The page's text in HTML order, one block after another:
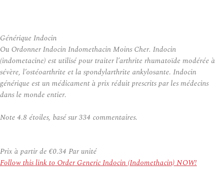
Générique Indocin
Ou Ordonner Indocin Indomethacin Moins Cher. Indocin
(indometacine) est utilisé pour traiter l’arthrite rhumatoïde modérée à
sévère, l’ostéoarthrite et la spondylarthrite ankylosante. Indocin
générique est un médicament à prix réduit prescrits par les médecins
dans le monde entier.
Note 4.8 étoiles, basé sur334 commentaires.
Prix à partir de €0.34 Par unité
Follow this link to Order Generic Indocin (Indomethacin) NOW!